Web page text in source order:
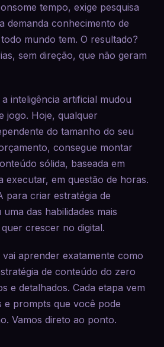
tempo, exige pesquisa
demanda conhecimento de
mundo tem. O resultado?
sem direção, que não geram
inteligência artificial mudou
jogo. Hoje, qualquer
do tamanho do seu
consegue montar
sólida, baseada em
executar, em questão de horas.
para criar estratégia de
das habilidades mais
crescer no digital.
aprender exatamente como
de conteúdo do zero
e detalhados. Cada etapa vem
e prompts que você pode
Vamos direto ao ponto.